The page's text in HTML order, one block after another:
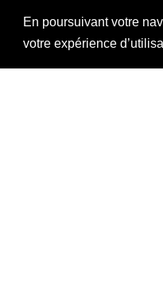
En poursuivant votre
votre expérience